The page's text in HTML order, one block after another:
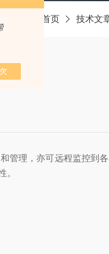
首页 技术文
管理，亦可远程监控到
。